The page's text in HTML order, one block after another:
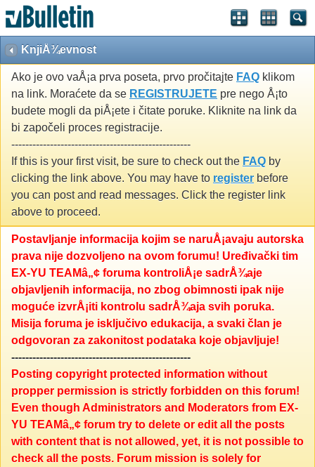
KnjiÅ¾evnost
Ako je ovo vaÅ¡a prva poseta, prvo pročitajte FAQ klikom
na link. Moraćete da se REGISTRUJETE pre nego Å¡to
budete mogli da piÅ¡ete i čitate poruke. Kliknite na link da
bi započeli proces registracije.
---------------------------------------------------
If this is your first visit, be sure to check out the FAQ by
clicking the link above. You may have to register before
you can post and read messages. Click the register link
above to proceed.
Postavljanje informacija kojim se naruÅ¡avaju autorska
prava nije dozvoljeno na ovom forumu! Uređivački tim
EX-YU TEAMâ„¢ foruma kontroliÅ¡e sadrÅ¾aje
objavljenih informacija, no zbog obimnosti ipak nije
moguće izvrÅ¡iti kontrolu sadrÅ¾aja svih poruka.
Misija foruma je isključivo edukacija, a svaki član je
odgovoran za zakonitost podataka koje objavljuje!
---------------------------------------------------
Posting copyright protected information without
propper permission is strictly forbidden on this forum!
Even though Administrators and Moderators from EX-
YU TEAMâ„¢ forum try to delete or edit all the posts
with content that is not allowed, yet, it is not possible to
check all the posts. Forum mission is solely for